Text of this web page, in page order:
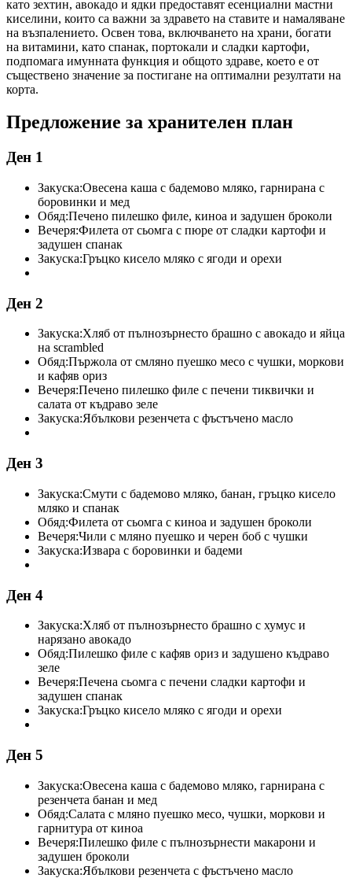
като зехтин, авокадо и ядки предоставят есенциални мастни
киселини, които са важни за здравето на ставите и намаляване
на възпалението. Освен това, включването на храни, богати
на витамини, като спанак, портокали и сладки картофи,
подпомага имунната функция и общото здраве, което е от
съществено значение за постигане на оптимални резултати на
корта.
Предложение за хранителен план
Ден 1
Закуска:Овесена каша с бадемово мляко, гарнирана с
боровинки и мед
Обяд:Печено пилешко филе, киноа и задушен броколи
Вечеря:Филета от сьомга с пюре от сладки картофи и
задушен спанак
Закуска:Гръцко кисело мляко с ягоди и орехи
Ден 2
Закуска:Хляб от пълнозърнесто брашно с авокадо и яйца
на scrambled
Обяд:Пържола от смляно пуешко месо с чушки, моркови
и кафяв ориз
Вечеря:Печено пилешко филе с печени тиквички и
салата от къдраво зеле
Закуска:Ябълкови резенчета с фъстъчено масло
Ден 3
Закуска:Смути с бадемово мляко, банан, гръцко кисело
мляко и спанак
Обяд:Филета от сьомга с киноа и задушен броколи
Вечеря:Чили с мляно пуешко и черен боб с чушки
Закуска:Извара с боровинки и бадеми
Ден 4
Закуска:Хляб от пълнозърнесто брашно с хумус и
нарязано авокадо
Обяд:Пилешко филе с кафяв ориз и задушено къдраво
зеле
Вечеря:Печена сьомга с печени сладки картофи и
задушен спанак
Закуска:Гръцко кисело мляко с ягоди и орехи
Ден 5
Закуска:Овесена каша с бадемово мляко, гарнирана с
резенчета банан и мед
Обяд:Салата с мляно пуешко месо, чушки, моркови и
гарнитура от киноа
Вечеря:Пилешко филе с пълнозърнести макарони и
задушен броколи
Закуска:Ябълкови резенчета с фъстъчено масло